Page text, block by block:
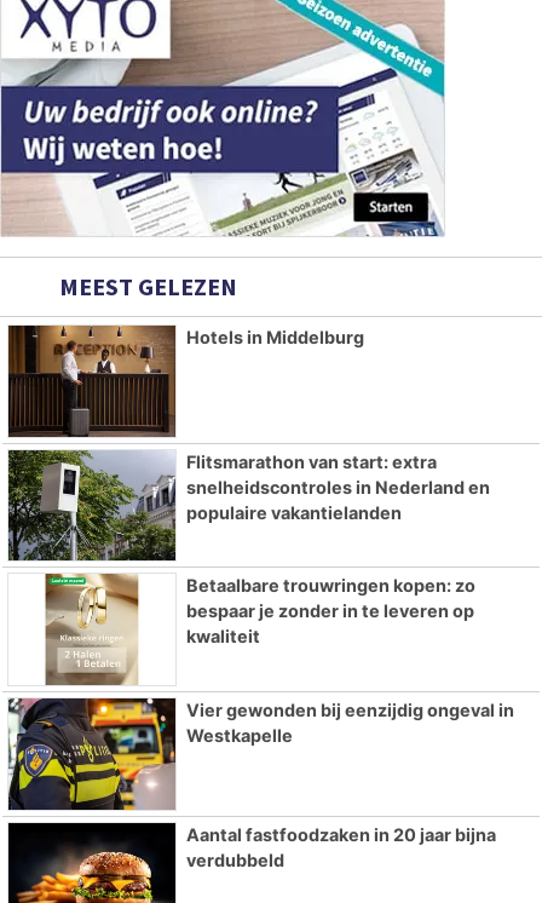
MEEST GELEZEN
Hotels in Middelburg
Flitsmarathon van start: extra
snelheidscontroles in Nederland en
populaire vakantielanden
Betaalbare trouwringen kopen: zo
bespaar je zonder in te leveren op
kwaliteit
Vier gewonden bij eenzijdig ongeval in
Westkapelle
Aantal fastfoodzaken in 20 jaar bijna
verdubbeld